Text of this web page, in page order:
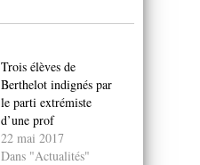
Trois élèves de
Berthelot indignés par
le parti extrémiste
d’une prof
22 mai 2017
Dans "Actualités"